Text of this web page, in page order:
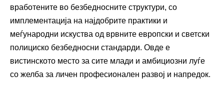
вработените во безбедносните структури, со
имплементација на најдобрите практики и
меѓународни искуства од врвните европски и светски
полициско безбедносни стандарди. Овде е
вистинското место за сите млади и амбициозни луѓе
со желба за личен професионален развој и напредок.